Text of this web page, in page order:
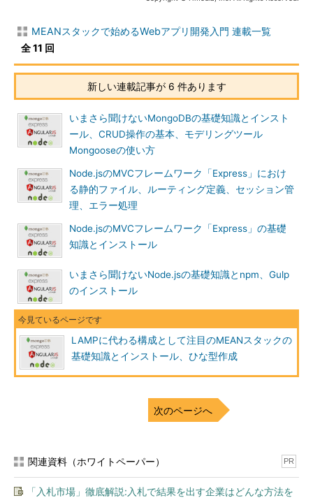
MEANスタックで始めるWebアプリ開発入門 連載一覧
全 11 回
新しい連載記事が 6 件あります
いまさら聞けないMongoDBの基礎知識とインスト
ール、CRUD操作の基本、モデリングツール
Mongooseの使い方
Node.jsのMVCフレームワーク「Express」におけ
る静的ファイル、ルーティング定義、セッション管
理、エラー処理
Node.jsのMVCフレームワーク「Express」の基礎
知識とインストール
いまさら聞けないNode.jsの基礎知識とnpm、Gulp
のインストール
LAMPに代わる構成として注目のMEANスタックの
基礎知識とインストール、ひな型作成
次のページへ
関連資料（ホワイトペーパー） PR
「入札市場」徹底解説:入札で結果を出す企業はどんな方法を